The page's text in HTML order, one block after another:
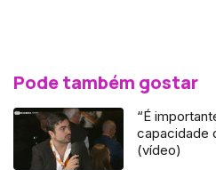
Pode também gostar
“É
capacidade
(vídeo)